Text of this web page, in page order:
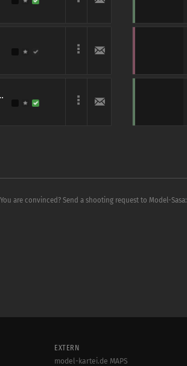
You are convinced? Send a shooting request to Model-Sasa:
EXTERN
model-kartei.de MAPS